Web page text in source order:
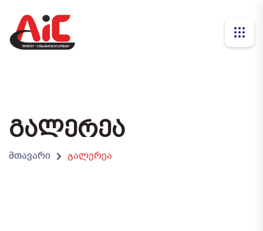
ᲒᲐᲚᲔᲠᲔᲐ
მთავარი გალერეა